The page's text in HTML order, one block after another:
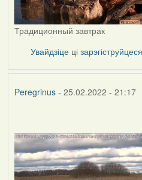
Традиционный завтрак
Увайдзіце цізарэгіструйцеся
Peregrinus- 25.02.2022 - 21:17